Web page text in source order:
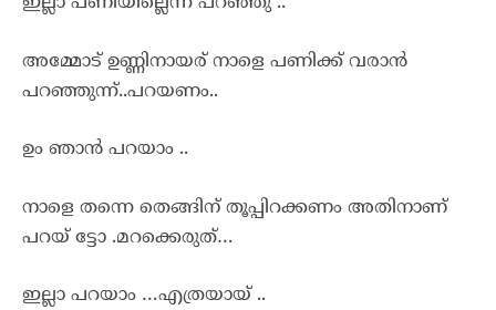
അമ്മോട് ഉണ്ണിനായര് നാളെ പണിക്ക് വരാൻ
പറഞ്ഞുന്ന്..പറയണം..
ഉം ഞാൻ പറയാം ..
നാളെ തന്നെ തെങ്ങിന് തൂപ്പിറക്കണം അതിനാണ്
പറയ് ട്ടോ .മറക്കെരുത്…
ഇല്ലാ പറയാം …എത്രയായ് ..